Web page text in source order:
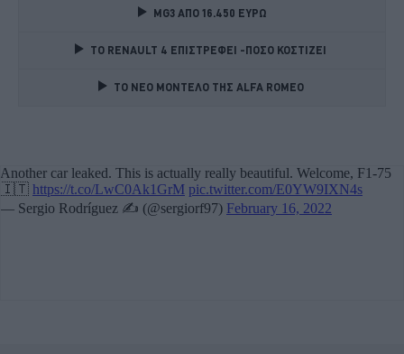
MG3 ΑΠΟ 16.450 ΕΥΡΩ
TO RENAULT 4 ΕΠΙΣΤΡΕΦΕΙ -ΠΟΣΟ ΚΟΣΤΙΖΕΙ
TO NEO MONTΕΛΟ ΤΗΣ ALFA ROMEO